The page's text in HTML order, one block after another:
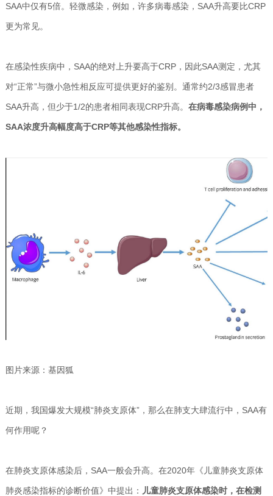
SAA中仅有5倍。轻微感染，例如，许多病毒感染，SAA升高要比CRP
更为常见。
在感染性疾病中，SAA的绝对上升要高于CRP，因此SAA测定，尤其
对“正常”与微小急性相反应可提供更好的鉴别。通常约2/3感冒患者
SAA升高，但少于1/2的患者相同表现CRP升高。 在病毒感染病例中，
SAA浓度升高幅度高于CRP等其他感染性指标。
图片来源：基因狐
近期，我国爆发大规模“肺炎支原体”，那么在肺支大肆流行中，SAA有
何作用呢？
在肺炎支原体感染后，SAA一般会升高。在2020年《儿童肺炎支原体
肺炎感染指标的诊断价值》中提出： 儿童肺炎支原体感染时，在检测